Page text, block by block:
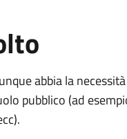
abbia la
pubblico (ad